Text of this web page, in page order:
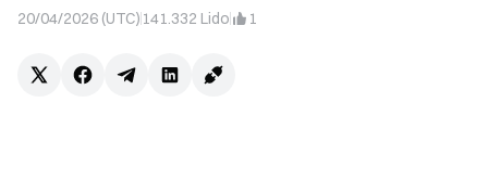
20/04/2026 (UTC) 141.332 Lido 1